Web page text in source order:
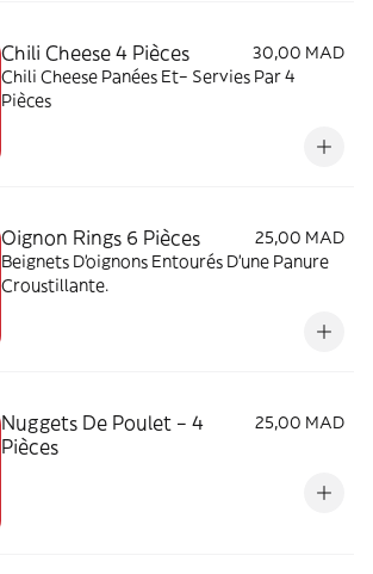
Chili Cheese 4 Pièces
30,00 MAD
Chili Cheese Panées Et– Servies Par 4
Pièces
Oignon Rings 6 Pièces
25,00 MAD
Beignets D’oignons Entourés D'une Panure
Croustillante.
Nuggets De Poulet – 4
Pièces
25,00 MAD